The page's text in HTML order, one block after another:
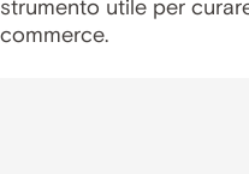
strumento utile per
commerce.